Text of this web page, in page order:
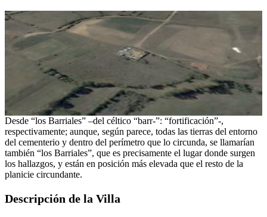
Desde “los Barriales” –del céltico “barr-”: “fortificación”-,
respectivamente; aunque, según parece, todas las tierras del entorno
del cementerio y dentro del perímetro que lo circunda, se llamarían
también “los Barriales”, que es precisamente el lugar donde surgen
los hallazgos, y están en posición más elevada que el resto de la
planicie circundante.
Descripción de la Villa